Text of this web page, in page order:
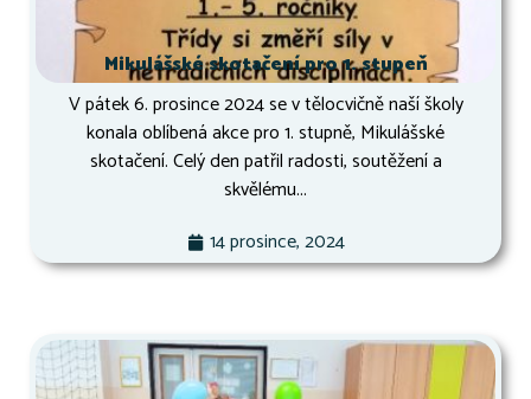
Mikulášské skotačení pro 1. stupeň
V pátek 6. prosince 2024 se v tělocvičně naší školy
konala oblíbená akce pro 1. stupně, Mikulášské
skotačení. Celý den patřil radosti, soutěžení a
skvělému...
14 prosince, 2024